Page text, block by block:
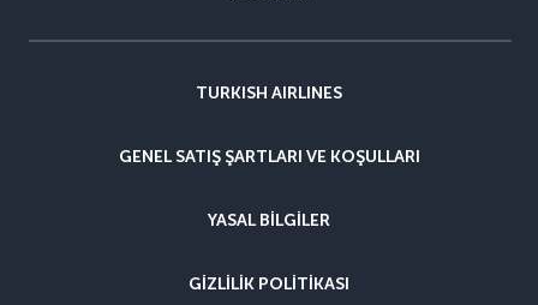
TURKISH AIRLINES
GENEL SATIŞ ŞARTLARI VE KOŞULLARI
YASAL BILGILER
GIZLILIK POLITIKASI